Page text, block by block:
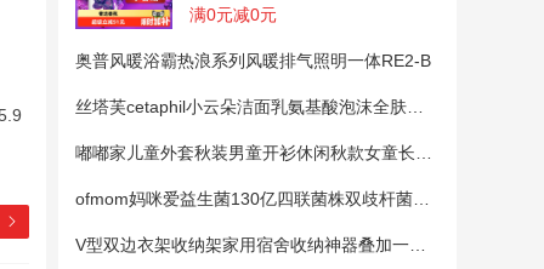
满0元减0元
奥普风暖浴霸热浪系列风暖排气照明一体RE2-B